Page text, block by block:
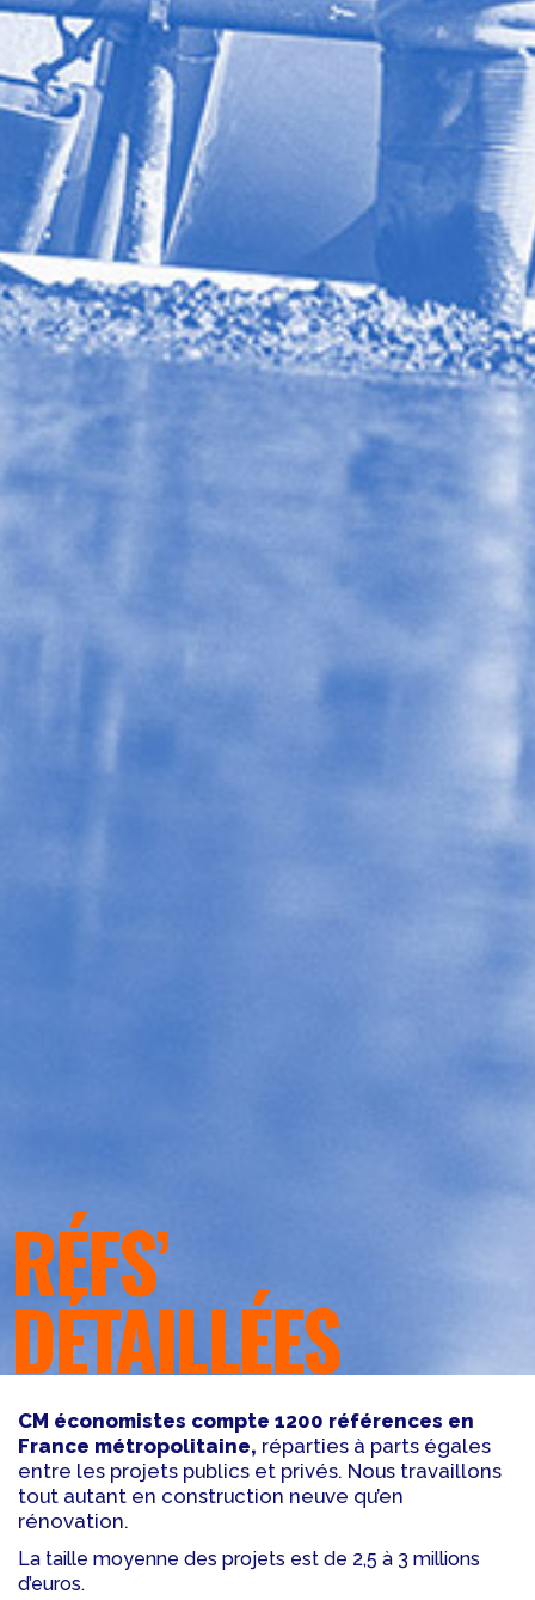
RÉFS’
DÉTAILLÉES
CM économistes compte 1200 références en
France métropolitaine, réparties à parts égales
entre les projets publics et privés. Nous travaillons
tout autant en construction neuve qu’en
rénovation.
La taille moyenne des projets est de 2,5 à 3 millions
d’euros.